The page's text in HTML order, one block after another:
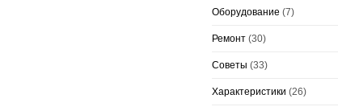
Оборудование (7)
Ремонт(30)
Советы (33)
Характеристики (26)